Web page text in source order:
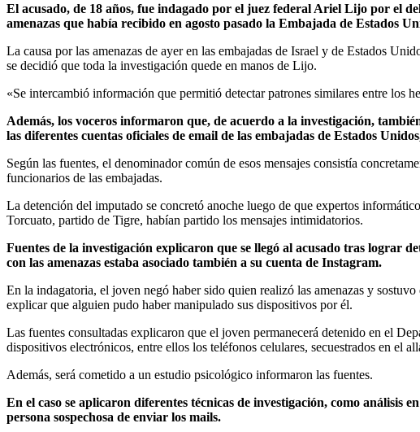
El acusado, de 18 años, fue indagado por el juez federal Ariel Lijo por el
amenazas que había recibido en agosto pasado la Embajada de Estados
La causa por las amenazas de ayer en las embajadas de Israel y de Estados
se decidió que toda la investigación quede en manos de Lijo.
«Se intercambió información que permitió detectar patrones similares entre los
Además, los voceros informaron que, de acuerdo a la investigación,
las diferentes cuentas oficiales de email de las embajadas de Estados
Según las fuentes, el denominador común de esos mensajes consistía
funcionarios de las embajadas.
La detención del imputado se concretó anoche luego de que expertos
Torcuato, partido de Tigre, habían partido los mensajes intimidatorios.
Fuentes de la investigación explicaron que se llegó al acusado tras lograr
con las amenazas estaba asociado también a su cuenta de Instagram.
En la indagatoria, el joven negó haber sido quien realizó las amenazas y
explicar que alguien pudo haber manipulado sus dispositivos por él.
Las fuentes consultadas explicaron que el joven permanecerá detenido en el
dispositivos electrónicos, entre ellos los teléfonos celulares, secuestrados en el
Además, será cometido a un estudio psicológico informaron las fuentes.
En el caso se aplicaron diferentes técnicas de investigación, como análisis
persona sospechosa de enviar los mails.